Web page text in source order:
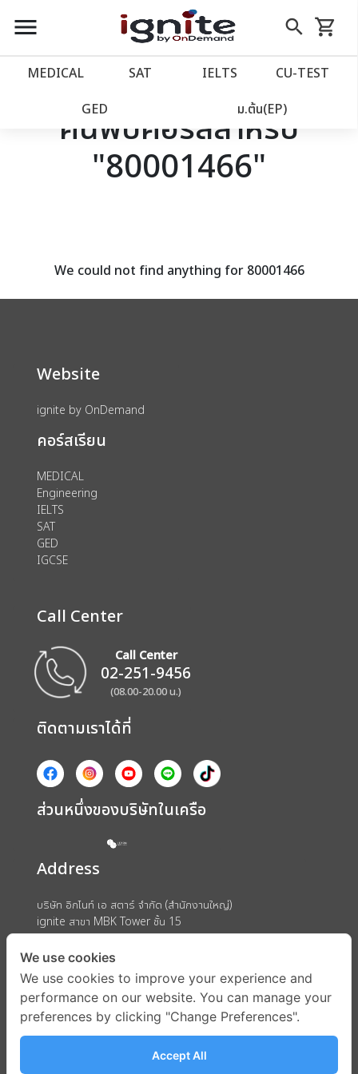
close
account_balance หน้าแรก
เว็บไซต์อิกไนท์
โปรโมชั่น
assignment ลงทะเบียน
menu search
Skip
to
shopping_cart
รถเข็น
MEDICAL SAT IELTS CU‑TEST
GED ม.ต้น(EP)
ค้นพบคอร์สสำหรับ
"80001466"
We could not find anything for 80001466
Website
ignite by OnDemand
คอร์สเรียน
MEDICAL
Engineering
IELTS
SAT
GED
IGCSE
Call Center
Call Center
02-251-9456
(08.00-20.00 น.)
ติดตามเราได้ที่
ส่วนหนึ่งของบริษัทในเครือ
Address
บริษัท อิกไนท์ เอ สตาร์ จำกัด (สำนักงานใหญ่)
ignite สาขา MBK Tower ชั้น 15
ถนนพญาไท แขวงวังใหม่ เขตปทุมวัน กรุงเทพมหานคร 10330
We use cookies
We use cookies to improve your experience and
performance on our website. You can manage your
preferences by clicking "Change Preferences".
Accept All